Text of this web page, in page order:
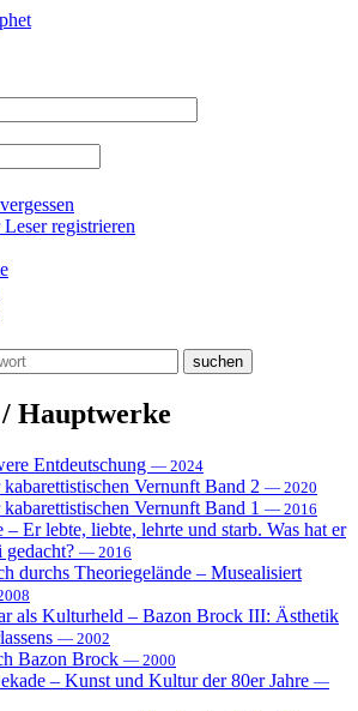
registrieren
Hauptwerke
Entdeutschung — 2024
Vernunft Band 2 — 2020
Vernunft Band 1 — 2016
– Er lebte, liebte, lehrte und starb. Was hat er
gedacht? — 2016
durchs Theoriegelände – Musealisiert
als Kulturheld – Bazon Brock III: Ästhetik
— 2002
Bazon Brock — 2000
– Kunst und Kultur der 80er Jahre —